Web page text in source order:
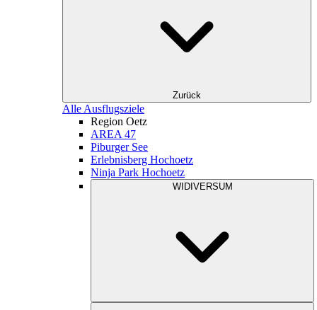
Zurück
Alle Ausflugsziele
Region Oetz
AREA 47
Piburger See
Erlebnisberg Hochoetz
Ninja Park Hochoetz
WIDIVERSUM